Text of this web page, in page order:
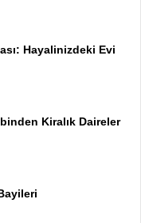
Hayalinizdeki Evi
Kiralık Daireler